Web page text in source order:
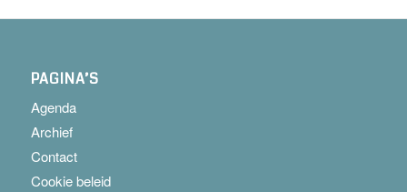
PAGINA’S
Agenda
Archief
Contact
Cookie beleid